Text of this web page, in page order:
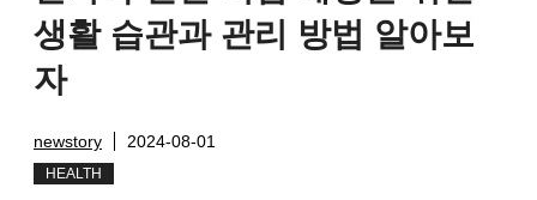
생활 습관과 관리 방법 알아보
자
newstory 2024-08-01
HEALTH